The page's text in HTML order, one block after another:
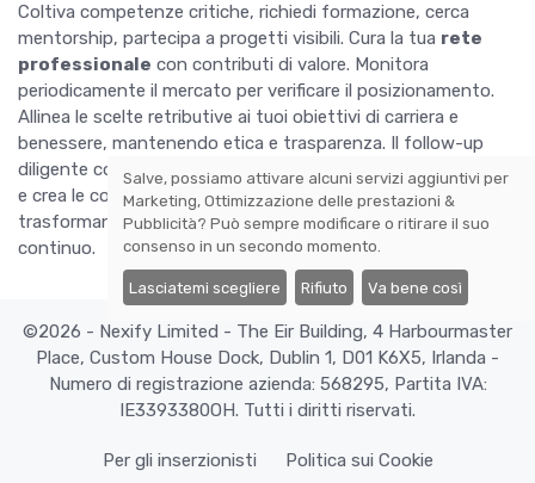
Coltiva competenze critiche, richiedi formazione, cerca
mentorship, partecipa a progetti visibili. Cura la tua rete
professionale con contributi di valore. Monitora
periodicamente il mercato per verificare il posizionamento.
Allinea le scelte retributive ai tuoi obiettivi di carriera e
benessere, mantenendo etica e trasparenza. Il follow-up
diligente consolida l'accordo, sostiene performance elevate
e crea le condizioni per negoziazioni future più forti,
trasformando la trattativa in un percorso di sviluppo
continuo.
©2026 - Nexify Limited - The Eir Building, 4 Harbourmaster
Place, Custom House Dock, Dublin 1, D01 K6X5, Irlanda -
Numero di registrazione azienda: 568295, Partita IVA:
IE3393380OH. Tutti i diritti riservati.
Per gli inserzionisti Politica sui Cookie
Salve, possiamo attivare alcuni servizi aggiuntivi per
Marketing, Ottimizzazione delle prestazioni &
Pubblicità? Può sempre modificare o ritirare il suo
consenso in un secondo momento.
Lasciatemi scegliere Rifiuto Va bene così